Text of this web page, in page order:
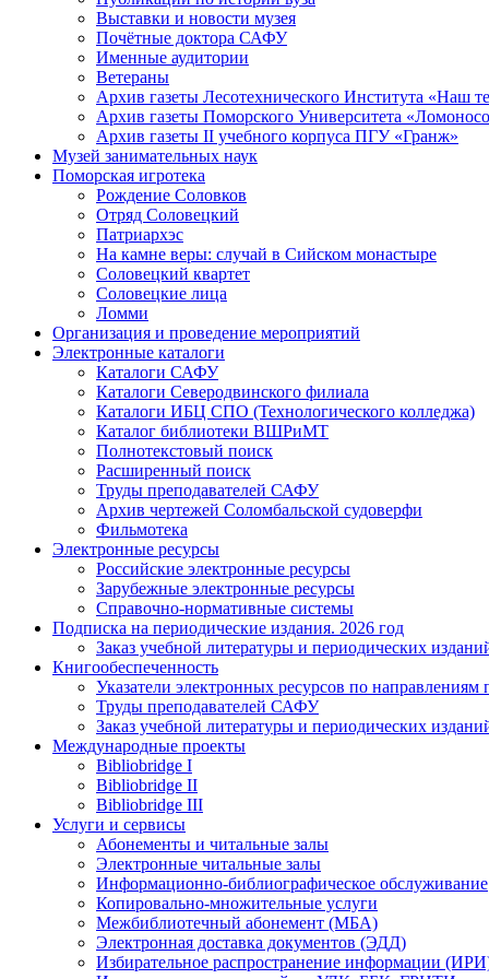
Выставки и новости музея
Почётные доктора САФУ
Именные аудитории
Ветераны
Архив газеты Лесотехнического Института «Наш
Архив газеты Поморского Университета
Архив газеты II учебного корпуса ПГУ «Гранж»
Музей занимательных наук
Поморская игротека
Рождение Соловков
Отряд Соловецкий
Патриархэс
На камне веры: случай в Сийском монастыре
Соловецкий квартет
Соловецкие лица
Ломми
Организация и проведение мероприятий
Электронные каталоги
Каталоги САФУ
Каталоги Северодвинского филиала
Каталоги ИБЦ СПО (Технологического колледжа)
Каталог библиотеки ВШРиМТ
Полнотекстовый поиск
Расширенный поиск
Труды преподавателей САФУ
Архив чертежей Соломбальской судоверфи
Фильмотека
Электронные ресурсы
Российские электронные ресурсы
Зарубежные электронные ресурсы
Справочно-нормативные системы
Подписка на периодические издания. 2026 год
Заказ учебной литературы и периодических
Книгообеспеченность
Указатели электронных ресурсов по направлениям
Труды преподавателей САФУ
Заказ учебной литературы и периодических
Международные проекты
Bibliobridge I
Bibliobridge II
Bibliobridge III
Услуги и сервисы
Абонементы и читальные залы
Электронные читальные залы
Информационно-библиографическое обслуживание
Копировально-множительные услуги
Межбиблиотечный абонемент (МБА)
Электронная доставка документов (ЭДД)
Избирательное распространение информации